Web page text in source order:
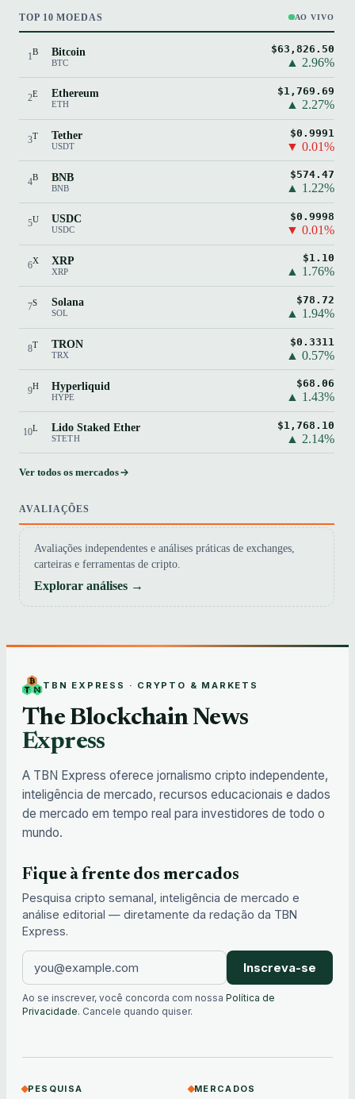
TOP 10 MOEDAS AO VIVO
1B Bitcoin
BTC
$63,826.50
▲ 2.96%
2E Ethereum
ETH
$1,769.69
▲ 2.27%
3T Tether
USDT
$0.9991
▼ 0.01%
4B BNB
BNB
$574.47
▲ 1.22%
5U USDC
USDC
$0.9998
▼ 0.01%
6X XRP
XRP
$1.10
▲ 1.76%
7S Solana
SOL
$78.72
▲ 1.94%
8T TRON
TRX
$0.3311
▲ 0.57%
9H Hyperliquid
HYPE
$68.06
▲ 1.43%
10L Lido Staked Ether
STETH
$1,768.10
▲ 2.14%
Ver todos os mercados
AVALIAÇÕES
Avaliações independentes e análises práticas de exchanges,
carteiras e ferramentas de cripto.
Explorar análises →
TBN EXPRESS · CRYPTO & MARKETS
The Blockchain News
Express
A TBN Express oferece jornalismo cripto independente,
inteligência de mercado, recursos educacionais e dados
de mercado em tempo real para investidores de todo o
mundo.
Fique à frente dos mercados
Pesquisa cripto semanal, inteligência de mercado e
análise editorial — diretamente da redação da TBN
Express.
Inscreva-se
Ao se inscrever, você concorda com nossa Política de
Privacidade. Cancele quando quiser.
PESQUISA MERCADOS